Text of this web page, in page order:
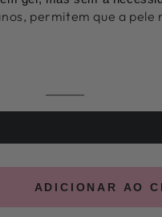
permitem que a pele
Cor
56
Variante
esgotada
ADICIONAR AO